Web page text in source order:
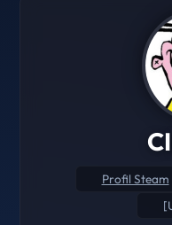
Profil Steam